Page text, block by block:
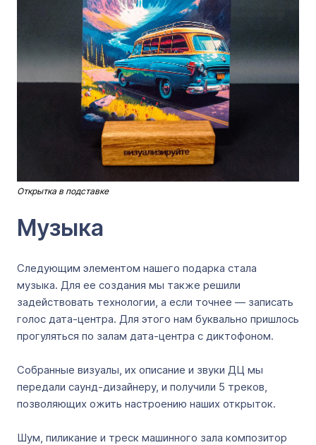
Открытка в подставке
Музыка
Следующим элементом нашего подарка стала
музыка. Для ее создания мы также решили
задействовать технологии, а если точнее — записать
голос дата-центра. Для этого нам буквально пришлось
прогуляться по залам дата-центра с диктофоном.
Собранные визуалы, их описание и звуки ДЦ мы
передали саунд-дизайнеру, и получили 5 треков,
позволяющих ожить настроению наших открыток.
Шум, пиликание и треск машинного зала композитор